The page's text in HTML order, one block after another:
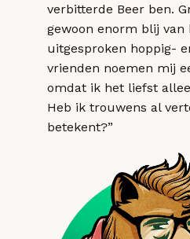
verbitterde Beer ben.
gewoon enorm blij van
uitgesproken hoppig-
vrienden noemen mij
omdat ik het liefst
Heb ik trouwens al
betekent?”